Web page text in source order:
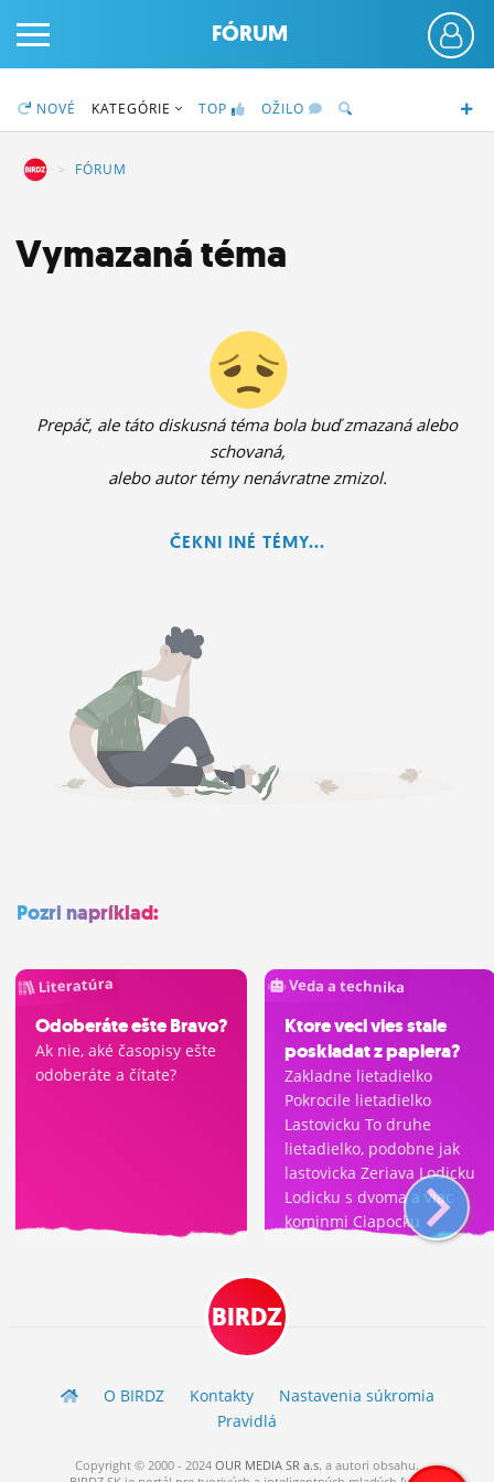
BLOGY
OBRÁZKY
ROLETA
FÓRUM
NOVÉ KATEGÓRIE TOP OŽILO
FÓRUM
Vymazaná téma
Prepáč, ale táto diskusná téma bola buď zmazaná alebo
schovaná,
alebo autor témy nenávratne zmizol.
ČEKNI INÉ TÉMY...
Pozri napríklad:
Literatúra
Odoberáte ešte Bravo?
Ak nie, aké časopisy ešte
odoberáte a čítate?
Veda a technika
Ktore veci vies stale
poskladat z papiera?
Zakladne lietadielko
Pokrocile lietadielko
Lastovicku To druhe
lietadielko, podobne jak
lastovicka Zeriava Lodicku
Lodicku s dvoma a viac
kominmi Ciapocku
Praskacku Nebo peklo Ine
BIRDZ
O BIRDZ Kontakty
Nastavenia súkromia
Pravidlá
Copyright © 2000 - 2024 OUR MEDIA SR a.s. a autori obsahu.